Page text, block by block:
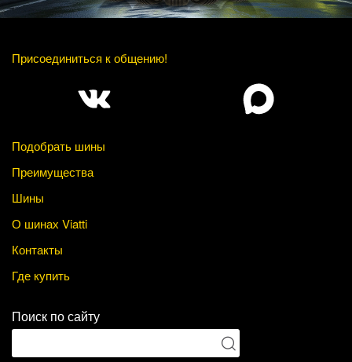
Присоединиться к общению!
Подобрать шины
Преимущества
Шины
О шинах Viatti
Контакты
Где купить
Поиск по сайту